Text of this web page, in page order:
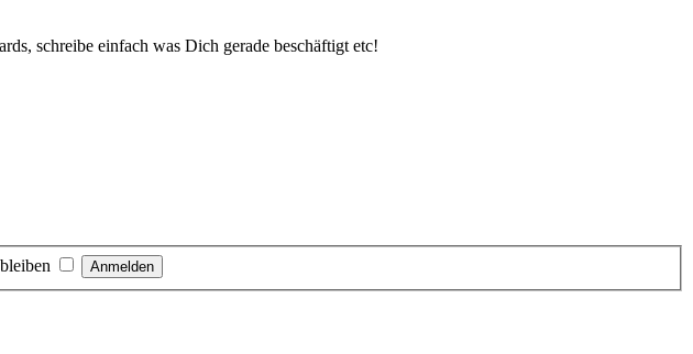
schreibe einfach was Dich gerade beschäftigt etc!